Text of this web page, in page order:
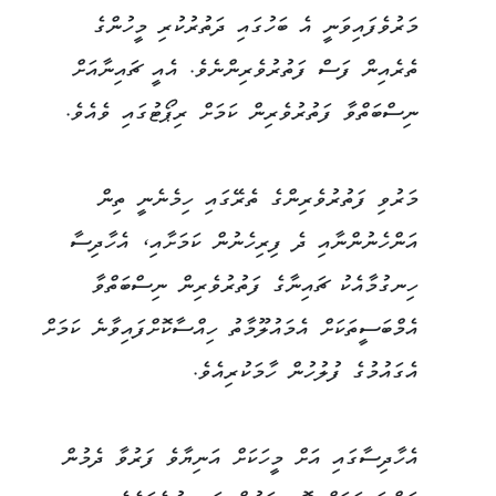
މަރުވެފައިވަނީ އެ ބަހުގައި ދަތުރުކުރި މީހުންގެ
ތެރެއިން ފަސް ފަތުރުވެރިންނެވެ. އެއީ ޗައިނާއަށް
ނިސްބަތްވާ ފަތުރުވެރިން ކަމަށް ރިޕޯޓުގައި ވެއެވެ.
މަރުވި ފަތުރުވެރިންގެ ތެރޭގައި ހިމެނެނީ ތިން
އަންހެނުންނާއި ދެ ފިރިހެނުން ކަމަށާއި، އެހާދިސާ
ހިނގުމާއެކު ޗައިނާގެ ފަތުރުވެރިން ނިސްބަތްވާ
އެމްބަސީތަކަށް އެމައުލޫމާތު ހިއްސާކޮށްފައިވާނެ ކަމަށް
އެގައުމުގެ ފުލުހުން ހާމަކުރިއެވެ.
އެހާދިސާގައި އަށް މީހަކަށް އަނިޔާވެ ފަރުވާ ދެމުން